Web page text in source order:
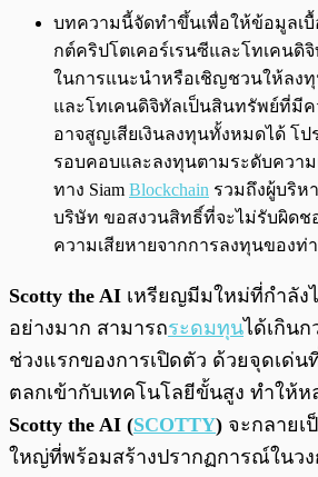
พร้อมเล่น
บทความนี้จัดทำขึ้นเพื่อให้ข้อมูลเบื้
กต์คริปโตเคอร์เรนซีและโทเคนดิ
ในการแนะนำหรือเชิญชวนให้ลงทุ
และโทเคนดิจิทัลเป็นสินทรัพย์ที่มีค
อาจสูญเสียเงินลงทุนทั้งหมดได้ โ
รอบคอบและลงทุนตามระดับควา
ทาง Siam Blockchain รวมถึงผู้บริห
บริษัท ขอสงวนสิทธิ์ที่จะไม่รับผิด
ความเสียหายจากการลงทุนของท่
Scotty the AI เหรียญมีมใหม่ที่กำลัง
อย่างมาก สามารถระดมทุนได้เกิน
ช่วงแรกของการเปิดตัว ด้วยจุดเด่
ตลกเข้ากับเทคโนโลยีขั้นสูง ทำให้
Scotty the AI (SCOTTY) จะกลายเ
ใหญ่ที่พร้อมสร้างปรากฏการณ์ในว